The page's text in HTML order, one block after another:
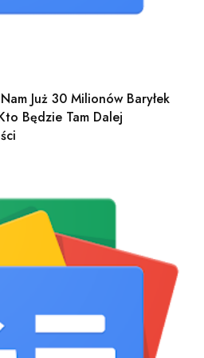
Już 30 Milionów Baryłek
Będzie Tam Dalej